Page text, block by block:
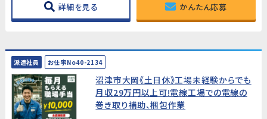
詳細を見る かんたん応募
派遣社員 お仕事No40-2134
沼津市大岡《土日休》工場未経験からでも
月収29万円以上可!電線工場での電線の
巻き取り補助、梱包作業